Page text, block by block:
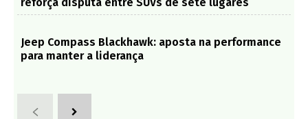
reforça disputa entre SUVs de sete lugares
Jeep Compass Blackhawk: aposta na performance
para manter a liderança